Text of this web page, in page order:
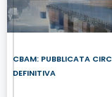
CBAM: PUBBLICATA
DEFINITIVA